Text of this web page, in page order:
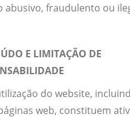
abusivo, fraudulento ou
E LIMITAÇÃO DE
do website,
web, constituem